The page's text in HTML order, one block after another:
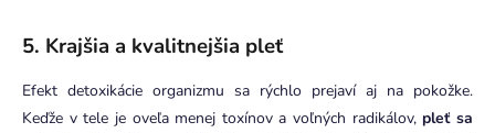
5. Krajšia a kvalitnejšia pleť
Efekt detoxikácie organizmu sa rýchlo prejaví aj na pokožke.
Keďže v tele je oveľa menej toxínov a voľných radikálov, pleť sa